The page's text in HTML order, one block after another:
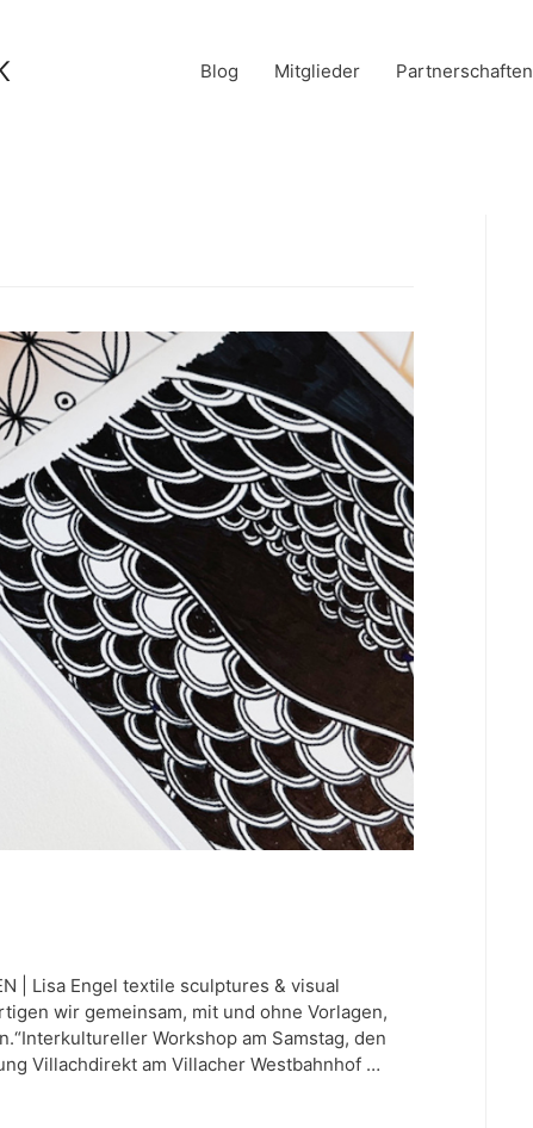
Blog Mitglieder Partnerschaften
| Lisa Engel textile sculptures & visual
wir gemeinsam, mit und ohne Vorlagen,
Workshop am Samstag, den
Villachdirekt am Villacher Westbahnhof …